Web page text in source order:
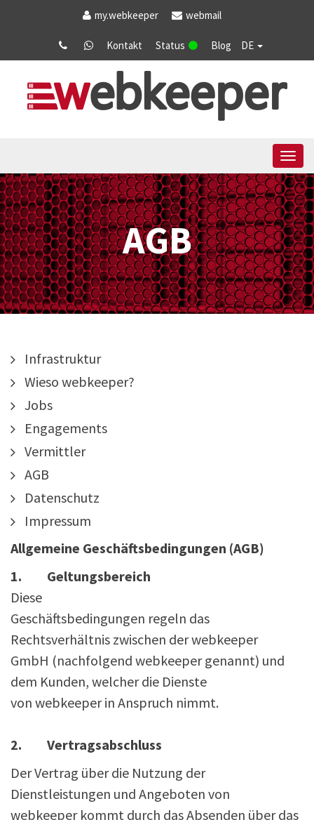
my.webkeeper webmail
Kontakt Status Blog DE
AGB
Infrastruktur
Wieso webkeeper?
Jobs
Engagements
Vermittler
AGB
Datenschutz
Impressum
Allgemeine Geschäftsbedingungen (AGB)
1. Geltungsbereich
Diese
Geschäftsbedingungen regeln das
Rechtsverhältnis zwischen der webkeeper
GmbH (nachfolgend webkeeper genannt) und
dem Kunden, welcher die Dienste
von webkeeper in Anspruch nimmt.
2. Vertragsabschluss
Der Vertrag über die Nutzung der
Dienstleistungen und Angeboten von
webkeeper kommt durch das Absenden über das